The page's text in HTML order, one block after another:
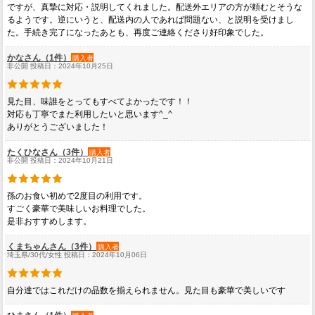
ですが、真摯に対応・説明してくれました。配送外エリアの方が頼むとそうな
るようです。逆にいうと、配送内の人であれば問題ない、と説明を受けまし
た。手続き完了になったあとも、再度ご連絡くださり好印象でした。
かなさん（1件）
購入者
非公開 投稿日：2024年10月25日
見た目、味誰をとってもすべてよかったです！！
対応も丁寧でまた利用したいと思います^_^
ありがとうございました！
たくひなさん（3件）
購入者
非公開 投稿日：2024年10月21日
孫のお食い初めで2度目の利用です。
すごく豪華で美味しいお料理でした。
是非おすすめします。
くまちゃんさん（3件）
購入者
埼玉県/30代/女性 投稿日：2024年10月06日
自分達ではこれだけの品数を揃えられません。見た目も豪華で美しいです